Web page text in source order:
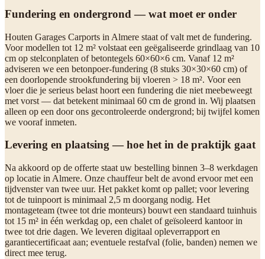
Fundering en ondergrond — wat moet er onder
Houten Garages Carports in Almere staat of valt met de fundering.
Voor modellen tot 12 m² volstaat een geëgaliseerde grindlaag van 10
cm op stelconplaten of betontegels 60×60×6 cm. Vanaf 12 m²
adviseren we een betonpoer-fundering (8 stuks 30×30×60 cm) of
een doorlopende strookfundering bij vloeren > 18 m². Voor een
vloer die je serieus belast hoort een fundering die niet meebeweegt
met vorst — dat betekent minimaal 60 cm de grond in. Wij plaatsen
alleen op een door ons gecontroleerde ondergrond; bij twijfel komen
we vooraf inmeten.
Levering en plaatsing — hoe het in de praktijk gaat
Na akkoord op de offerte staat uw bestelling binnen 3–8 werkdagen
op locatie in Almere. Onze chauffeur belt de avond ervoor met een
tijdvenster van twee uur. Het pakket komt op pallet; voor levering
tot de tuinpoort is minimaal 2,5 m doorgang nodig. Het
montageteam (twee tot drie monteurs) bouwt een standaard tuinhuis
tot 15 m² in één werkdag op, een chalet of geïsoleerd kantoor in
twee tot drie dagen. We leveren digitaal opleverrapport en
garantiecertificaat aan; eventuele restafval (folie, banden) nemen we
direct mee terug.